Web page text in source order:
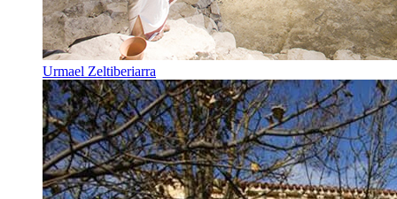
Urmael Zeltiberiarra